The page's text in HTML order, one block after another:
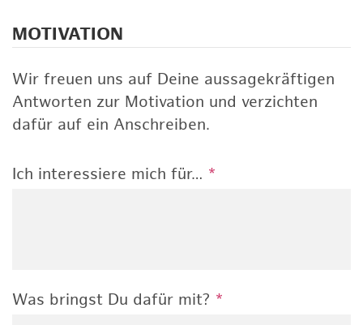
MOTIVATION
Wir freuen uns auf Deine aussagekräftigen
Antworten zur Motivation und verzichten
dafür auf ein Anschreiben.
Ich interessiere mich für… *
Was bringst Du dafür mit? *